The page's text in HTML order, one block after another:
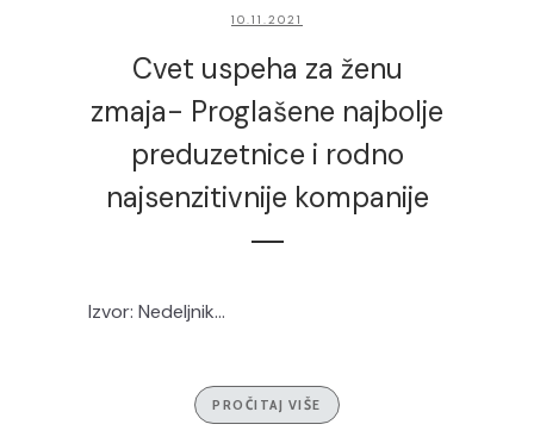
10.11.2021
Cvet uspeha za ženu
zmaja- Proglašene najbolje
preduzetnice i rodno
najsenzitivnije kompanije
Izvor: Nedeljnik...
PROČITAJ VIŠE